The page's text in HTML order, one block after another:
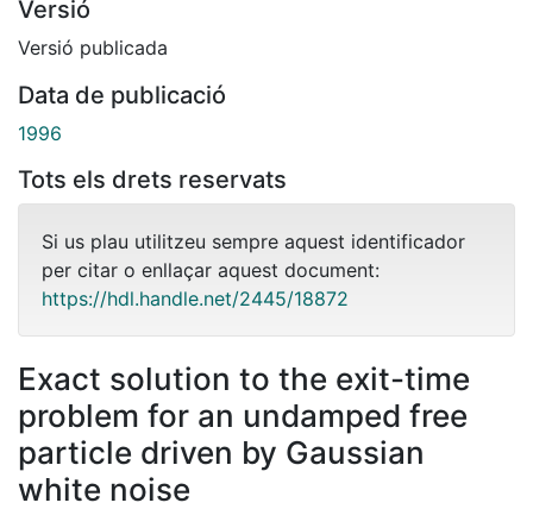
Versió
Versió publicada
Data de publicació
1996
Tots els drets reservats
Si us plau utilitzeu sempre aquest identificador
per citar o enllaçar aquest document:
https://hdl.handle.net/2445/18872
Exact solution to the exit-time
problem for an undamped free
particle driven by Gaussian
white noise